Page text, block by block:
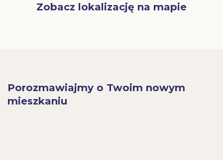
Zobacz lokalizację na mapie
Porozmawiajmy o Twoim nowym
mieszkaniu